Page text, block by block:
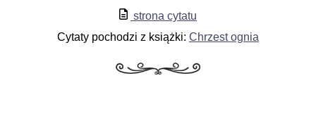
strona cytatu
Cytaty pochodzi z książki: Chrzest ognia